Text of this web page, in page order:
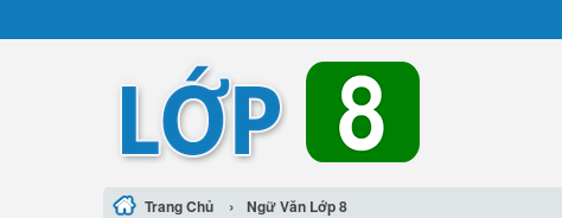
Trang Chủ › Ngữ Văn Lớp 8